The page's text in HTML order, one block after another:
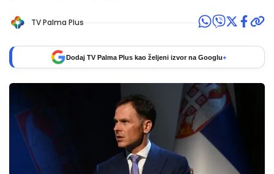
TV Palma Plus
Dodaj TV Palma Plus kao željeni izvor na Googlu+